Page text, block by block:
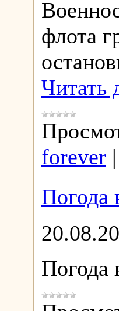
флота
Читать
forever
Погода
Погода